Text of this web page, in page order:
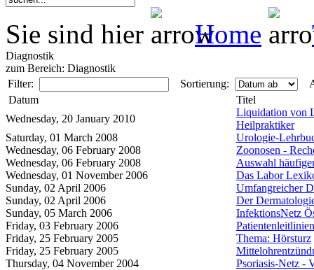
Sie sind hier Home
Diagnostik
zum Bereich: Diagnostik
Filter:
Sortierung:
Datum
Titel
Wednesday, 20 January 2010
Liquidation von
Heilpraktiker
Saturday, 01 March 2008
Urologie-
Wednesday, 06 February 2008
Zoonosen -
Wednesday, 06 February 2008
Auswahl
Wednesday, 01 November 2006
Das Labor
Sunday, 02 April 2006
Umfangreicher
Sunday, 02 April 2006
Der
Sunday, 05 March 2006
InfektionsNetz
Friday, 03 February 2006
Friday, 25 February 2005
Thema: Hörsturz
Friday, 25 February 2005
Thursday, 04 November 2004
Psoriasis-Netz -